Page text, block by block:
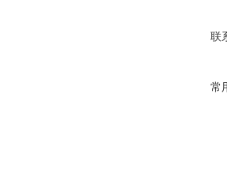
联
常